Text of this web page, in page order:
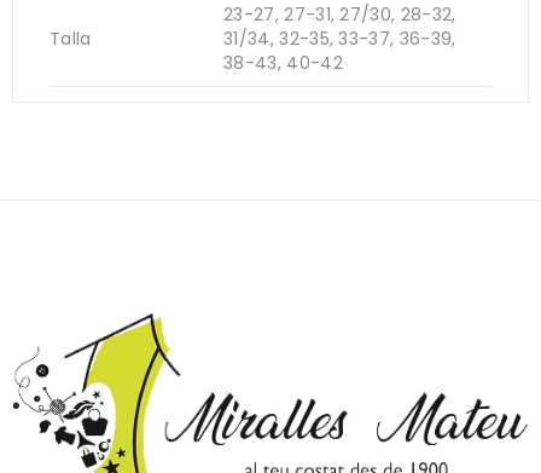
Talla
23-27, 27-31, 27/30, 28-32,
31/34, 32-35, 33-37, 36-39,
38-43, 40-42